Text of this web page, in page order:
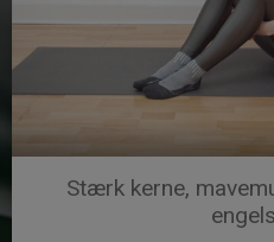
Stærk kerne,